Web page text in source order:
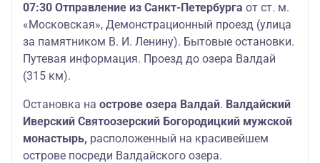
07:30 Отправление из Санкт-Петербурга от ст. м.
«Московская», Демонстрационный проезд (улица
за памятником В. И. Ленину). Бытовые остановки.
Путевая информация. Проезд до озера Валдай
(315 км).
Остановка на острове озера Валдай. Валдайский
Иверский Святоозерский Богородицкий мужской
монастырь, расположенный на красивейшем
острове посреди Валдайского озера.